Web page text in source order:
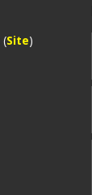
(Site)